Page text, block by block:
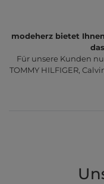
modeherz bietet
Für unsere Kunden
TOMMY HILFIGER,